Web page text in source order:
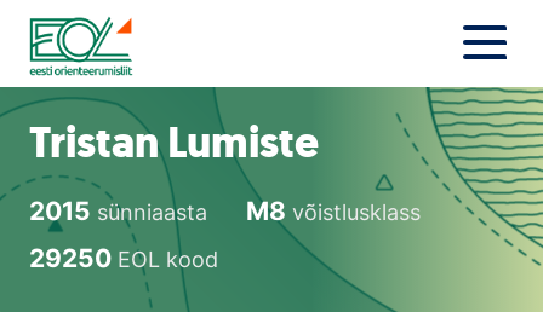
Liigu
sisu
juurde
Estonian Orienteering Federation
Uudised
Alustajale
Orienteerujale
Eesti Orienteerumine 100!
Tristan Lumiste
2015 sünniaasta M8 võistlusklass
29250 EOL kood